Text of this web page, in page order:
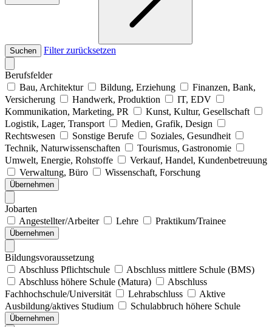
Suchen Filter zurücksetzen
Berufsfelder
Bau, Architektur
Bildung, Erziehung
Finanzen, Bank,
Versicherung
Handwerk, Produktion
IT, EDV
Kommunikation, Marketing, PR
Kunst, Kultur, Gesellschaft
Logistik, Lager, Transport
Medien, Grafik, Design
Rechtswesen
Sonstige Berufe
Soziales, Gesundheit
Technik, Naturwissenschaften
Tourismus, Gastronomie
Umwelt, Energie, Rohstoffe
Verkauf, Handel, Kundenbetreuung
Verwaltung, Büro
Wissenschaft, Forschung
Übernehmen
Jobarten
Angestellter/Arbeiter
Lehre Praktikum/Trainee
Übernehmen
Bildungsvoraussetzung
Abschluss Pflichtschule
Abschluss mittlere Schule (BMS)
Abschluss höhere Schule (Matura)
Abschluss
Fachhochschule/Universität
Lehrabschluss
Aktive
Ausbildung/aktives Studium
Schulabbruch höhere Schule
Übernehmen